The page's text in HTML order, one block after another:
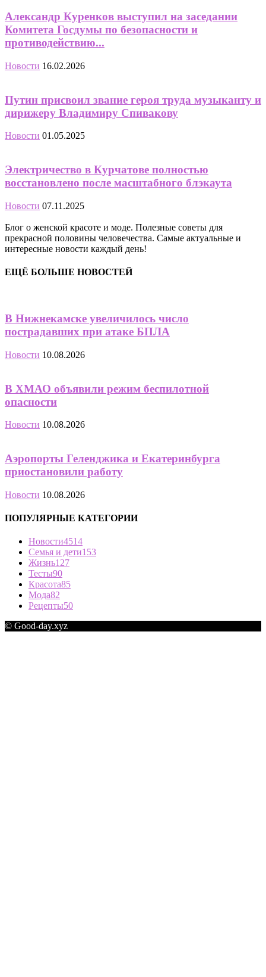
Александр Куренков выступил на заседании
Комитета Госдумы по безопасности и
противодействию...
Новости 16.02.2026
Путин присвоил звание героя труда музыканту и
дирижеру Владимиру Спивакову
Новости 01.05.2025
Электричество в Курчатове полностью
восстановлено после масштабного блэкаута
Новости 07.11.2025
Блог о женской красоте и моде. Полезные советы для
прекрасной половины человечества. Самые актуальные и
интересные новости каждый день!
ЕЩЁ БОЛЬШЕ НОВОСТЕЙ
В Нижнекамске увеличилось число
пострадавших при атаке БПЛА
Новости 10.08.2026
В ХМАО объявили режим беспилотной
опасности
Новости 10.08.2026
Аэропорты Геленджика и Екатеринбурга
приостановили работу
Новости 10.08.2026
ПОПУЛЯРНЫЕ КАТЕГОРИИ
Новости4514
Семья и дети153
Жизнь127
Тесты90
Красота85
Мода82
Рецепты50
© Good-day.xyz